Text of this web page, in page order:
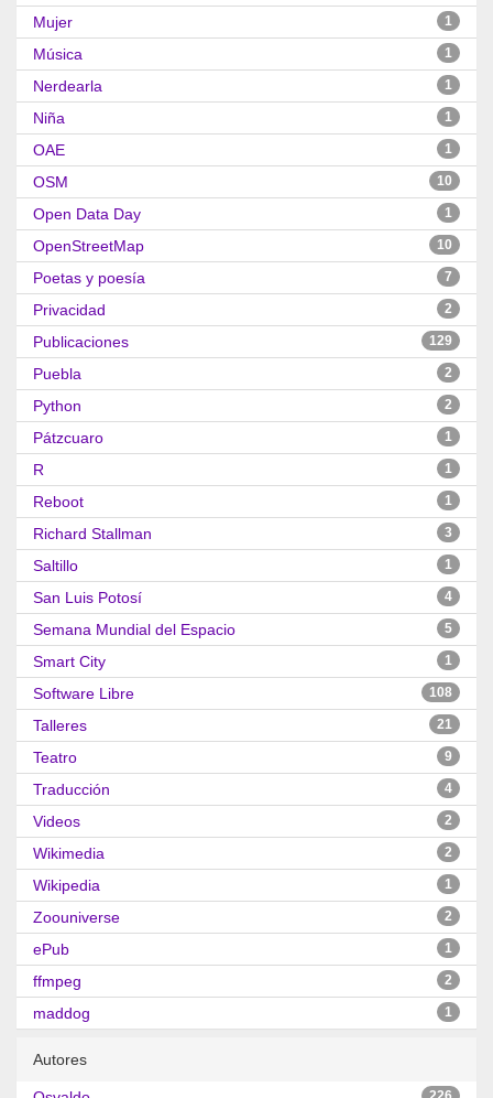
Mujer 1
Música 1
Nerdearla 1
Niña 1
OAE 1
OSM 10
Open Data Day 1
OpenStreetMap 10
Poetas y poesía 7
Privacidad 2
Publicaciones 129
Puebla 2
Python 2
Pátzcuaro 1
R 1
Reboot 1
Richard Stallman 3
Saltillo 1
San Luis Potosí 4
Semana Mundial del Espacio 5
Smart City 1
Software Libre 108
Talleres 21
Teatro 9
Traducción 4
Videos 2
Wikimedia 2
Wikipedia 1
Zoouniverse 2
ePub 1
ffmpeg 2
maddog 1
Autores